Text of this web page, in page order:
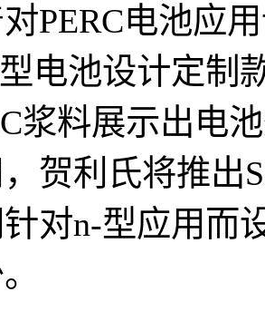
电池应用
电池设计定制
浆料展示出电
贺利氏将推出
对n-型应用而